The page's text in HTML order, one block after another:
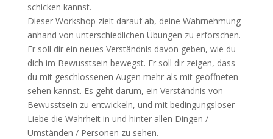
schicken kannst.
Dieser Workshop zielt darauf ab, deine Wahrnehmung
anhand von unterschiedlichen Übungen zu erforschen.
Er soll dir ein neues Verständnis davon geben, wie du
dich im Bewusstsein bewegst. Er soll dir zeigen, dass
du mit geschlossenen Augen mehr als mit geöffneten
sehen kannst. Es geht darum, ein Verständnis von
Bewusstsein zu entwickeln, und mit bedingungsloser
Liebe die Wahrheit in und hinter allen Dingen /
Umständen / Personen zu sehen.